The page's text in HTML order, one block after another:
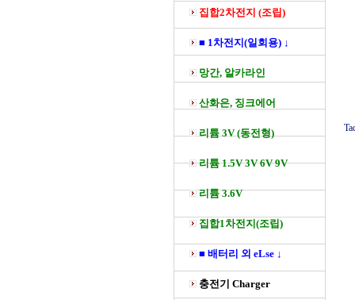
집합2차전지 (조립)
■ 1차전지(일회용) ↓
망간, 알카라인
산화은, 징크에어
리튬 3V (동전형)
리튬 1.5V 3V 6V 9V
리튬 3.6V
집합1차전지(조립)
■ 배터리 외 eLse ↓
충전기 Charger